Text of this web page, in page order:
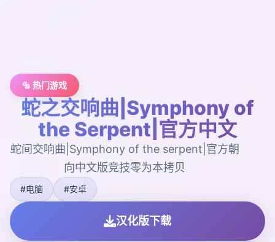
🔩 热门游戏
蛇之交响曲|Symphony of
the Serpent|官方中文
蛇间交响曲|Symphony of the serpent|官方朝
向中文版竞技零为本拷贝
#电脑 #安卓
汉化版下载